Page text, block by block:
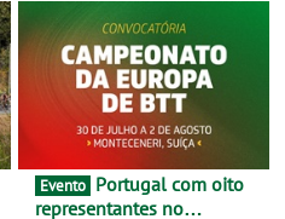
as 17 equipas de 2026
Evento
representantes no